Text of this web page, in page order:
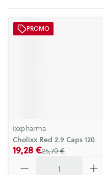
PROMO
Ixxpharma
Cholixx Red 2.9 Caps 120
25,70 €
19,28 €